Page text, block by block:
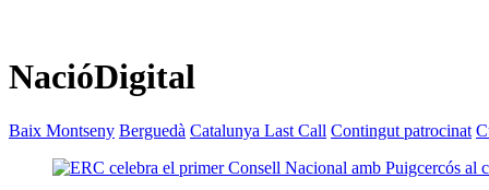
NacióDigital
Baix Montseny Berguedà Catalunya Last Call Contingut patrocinat